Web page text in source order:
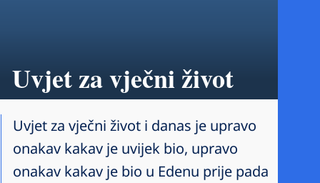
Uvjet za vječni život
Uvjet za vječni život i danas je upravo
onakav kakav je uvijek bio, upravo
onakav kakav je bio u Edenu prije pada